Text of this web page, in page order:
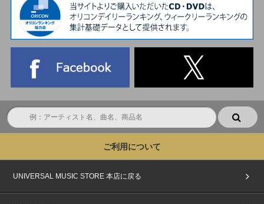
ご利用について
UNIVERSAL MUSIC STORE 本店に戻る